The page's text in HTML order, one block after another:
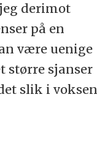
derimot
på en
være uenige
større sjanser
slik i voksen